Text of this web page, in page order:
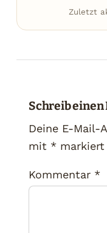
Zuletzt
Schreib
Deine E-
mit * markiert
Kommentar *